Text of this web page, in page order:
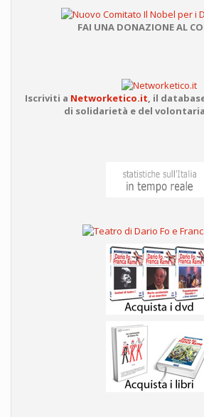
FAI UNA DONAZIONE AL
Iscriviti a Networketico.it, il
di solidarietà e del